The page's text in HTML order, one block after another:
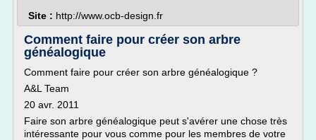
Site : http://www.ocb-design.fr
Comment faire pour créer son arbre
généalogique
Comment faire pour créer son arbre généalogique ?
A&L Team
20 avr. 2011
Faire son arbre généalogique peut s'avérer une chose très
intéressante pour vous comme pour les membres de votre